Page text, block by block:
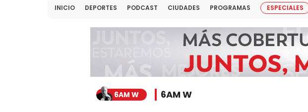
INICIO DEPORTES PODCAST CIUDADES PROGRAMAS ESPECIALES
6AM W 6AM W